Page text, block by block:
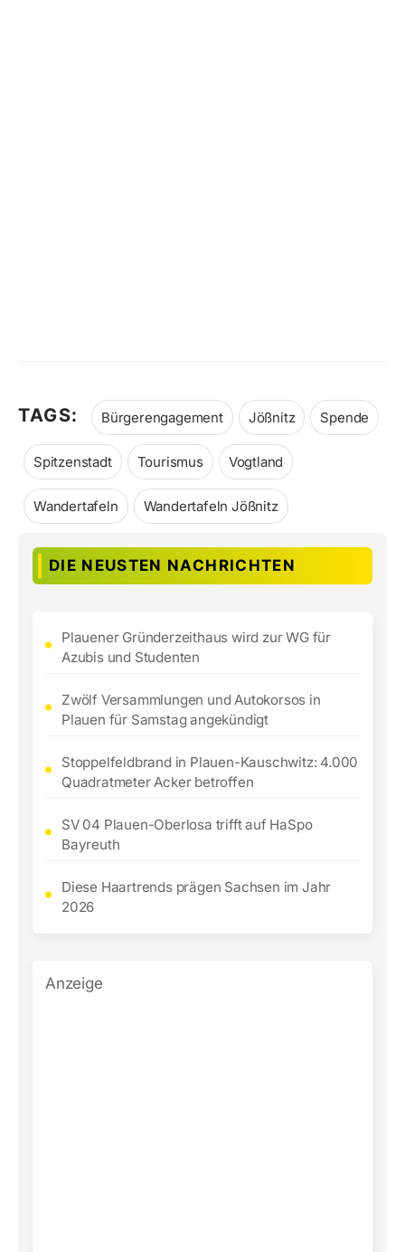
TAGS: Bürgerengagement Jößnitz Spende
Spitzenstadt Tourismus Vogtland
Wandertafeln Wandertafeln Jößnitz
DIE NEUSTEN NACHRICHTEN
Plauener Gründerzeithaus wird zur WG für
Azubis und Studenten
Zwölf Versammlungen und Autokorsos in
Plauen für Samstag angekündigt
Stoppelfeldbrand in Plauen-Kauschwitz: 4.000
Quadratmeter Acker betroffen
SV 04 Plauen-Oberlosa trifft auf HaSpo
Bayreuth
Diese Haartrends prägen Sachsen im Jahr
2026
Anzeige